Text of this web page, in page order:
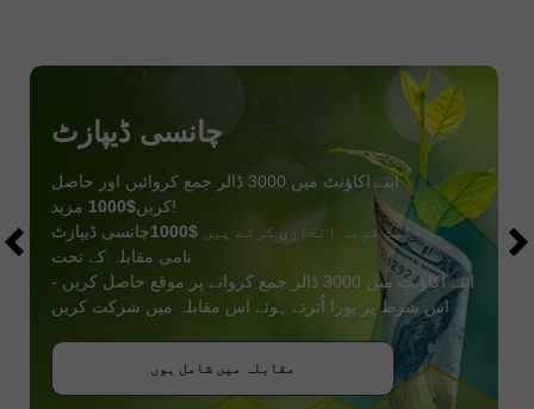
چانسی ڈیپازٹ
اپنے اکاؤنٹ میں 3000 ڈالر جمع کروائیں اور حاصل
کریں$1000
مزید!
ہم اگست قرعہ اندازی کرتے ہیں $1000
چانسی ڈیپازٹ
نامی مقابلہ کے تحت
اپنے اکاؤنٹ میں 3000 ڈالر جمع کروانے پر موقع حاصل کریں -
اس شرط پر پورا اُترتے ہوئے اس مقابلہ میں شرکت کریں
مقابلہ میں شامل ہوں
بونس حاصل کریں